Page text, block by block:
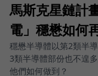
馬斯克星鏈計
電」穩懋如何
穩懋半導體以第2類半
3類半導體部份也不遑
他們如何做到？